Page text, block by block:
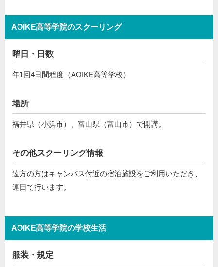
AOIKE高等学院のスクーリング
曜日・日数
年1回4日間程度（AOIKE高等学校）
場所
福井県（小浜市）、富山県（富山市）で開講。
その他スクーリング情報
遠方の方はキャンパス付近の宿泊施設をご利用いただき、
連日で行います。
AOIKE高等学院の学校生活
服装・規定